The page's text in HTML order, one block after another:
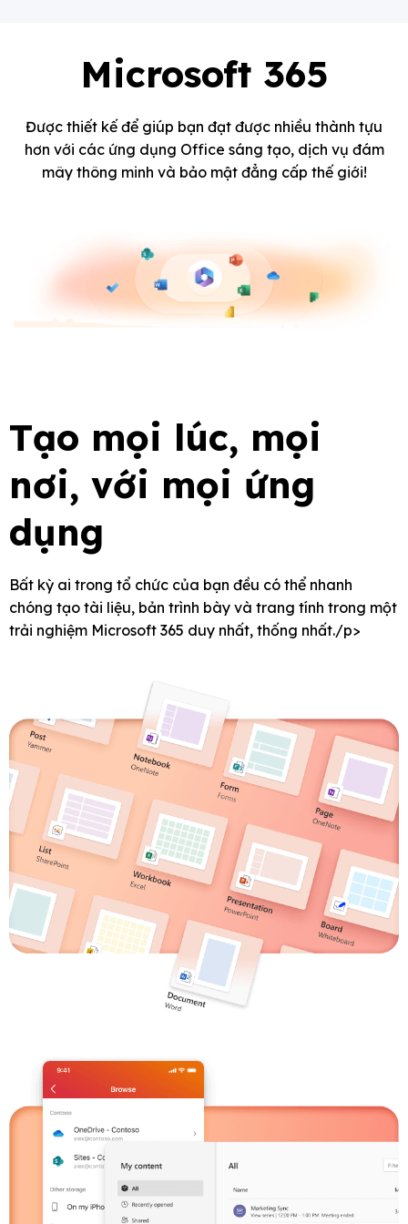
Microsoft 365
Được thiết kế để giúp bạn đạt được nhiều thành tựu
hơn với các ứng dụng Office sáng tạo, dịch vụ đám
mây thông minh và bảo mật đẳng cấp thế giới!
Tạo mọi lúc, mọi
nơi, với mọi ứng
dụng
Bất kỳ ai trong tổ chức của bạn đều có thể nhanh
chóng tạo tài liệu, bản trình bày và trang tính trong một
trải nghiệm Microsoft 365 duy nhất, thống nhất./p>